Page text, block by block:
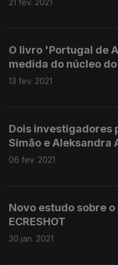
21 fev. 2021
O livro 'Portugal de
medida do núcleo
13 fev. 2021
Dois investigadores
Simão e Aleksandra
06 fev. 2021
Novo estudo sobre
ECRESHOT
30 jan. 2021